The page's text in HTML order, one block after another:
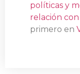
políticas y
relación
primero en